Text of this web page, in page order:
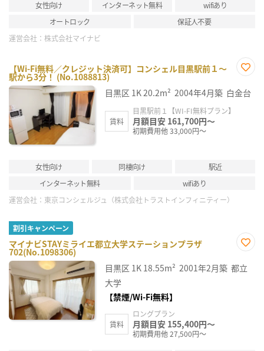
女性向け インターネット無料
wifiあり
オートロック
保証人不要
運営会社： 株式会社マイナビ
【Wi-Fi無料／クレジット決済可】コンシェル目黒駅前１～
駅から3分！ (No.1088813)
に入
り登
目黒区 1K20.2m² 2004年4月築 白金台
賃料
目黒駅前１【WI-FI無料プラン】
月額目安 161,700円～
初期費用他 33,000円～
女性向け 同棲向け
駅近
インターネット無料
wifiあり
運営会社： 東京コンシェルジュ（株式会社トラストインフィニティー）
割引キャンペーン
マイナビSTAYミライエ都立大学ステーションプラザ
702(No.1098306)
に入
り登
目黒区 1K 18.55m² 2001年2月築 都立
大学
【禁煙/Wi-Fi無料】
賃料
ロングプラン
月額目安 155,400円～
初期費用他 27,500円～